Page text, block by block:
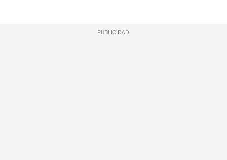
PUBLICIDAD